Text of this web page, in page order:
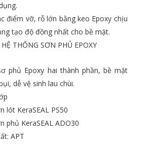
điểm vỡ, rỗ lớn bằng keo Epoxy chịu
tạo độ đồng nhất cho bề mặt.
THỐNG SƠN PHỦ EPOXY
phủ Epoxy hai thành phần, bề mặt
dễ vệ sinh lau chùi.
lót KeraSEAL PS50
phủ KeraSEAL ADO30
APT